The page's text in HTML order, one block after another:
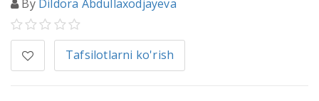
By Dildora Abdullaxodjayeva
Tafsilotlarni ko'rish